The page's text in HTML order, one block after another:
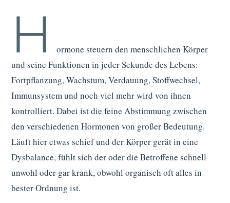
H
ormone steuern den menschlichen Körper
und seine Funktionen in jeder Sekunde des Lebens:
Fortpflanzung, Wachstum, Verdauung, Stoffwechsel,
Immunsystem und noch viel mehr wird von ihnen
kontrolliert. Dabei ist die feine Abstimmung zwischen
den verschiedenen Hormonen von großer Bedeutung.
Läuft hier etwas schief und der Körper gerät in eine
Dysbalance, fühlt sich der oder die Betroffene schnell
unwohl oder gar krank, obwohl organisch oft alles in
bester Ordnung ist.